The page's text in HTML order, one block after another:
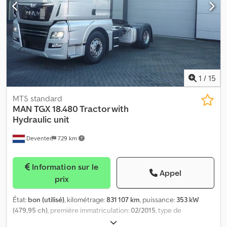
chacun, toit ouvrant, avertisseurs pneumatiques, réfrigérateur,
radio/CD, lève-vitres électriques. 1ère main Carnet d'entretien
Dcsdpfxottpv Ej Antsk 3 unités disponibles
1 / 15
Deventer 729 km
MTS standard
MAN TGX 18.480 Tractor with
Hydraulic unit
prix
Appel
État: bon (utilisé), kilométrage:831 107 km, puissance: 353 kW
(479,95 ch), première immatriculation:02/2015, type de
, configuration d'essieux: